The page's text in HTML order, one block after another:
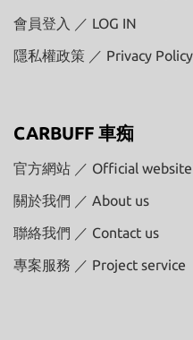
會員登入 ／ LOG IN
隱私權政策 ／ Privacy Policy
CARBUFF 車痴
官方網站 ／ Official website
關於我們 ／ About us
聯絡我們 ／ Contact us
專案服務 ／ Project service